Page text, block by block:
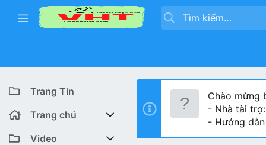
Trang Tin
Trang chủ
Diễn đàn
Video
Chào mừng
- Nhà tài trợ:
- Hướng dẫn